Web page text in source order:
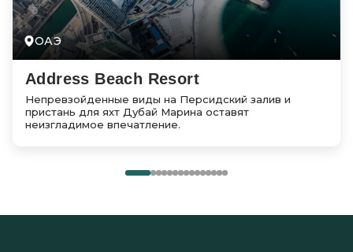
ОАЭ
Address Beach Resort
Непревзойденные виды на Персидский залив и
пристань для яхт Дубай Марина оставят
неизгладимое впечатление.